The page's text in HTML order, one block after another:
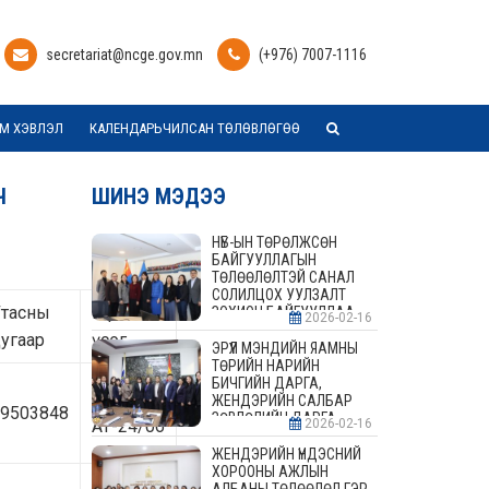
secretariat@ncge.gov.mn (+976) 7007-1116
ХЭВЛЭЛ КАЛЕНДАРЬЧИЛСАН ТӨЛӨВЛӨГӨӨ
Гарын
үсэг
Г-
АТ-24/06
ШИНЭ МЭДЭЭ
НҮБ-ЫН ТӨРӨЛЖСӨН
БАЙГУУЛЛАГЫН
ТӨЛӨӨЛӨЛТЭЙ САНАЛ
СОЛИЛЦОХ УУЛЗАЛТ
ЗОХИОН БАЙГУУЛЛАА
2026-02-16
ЭРҮҮЛ МЭНДИЙН ЯАМНЫ
ТӨРИЙН НАРИЙН
БИЧГИЙН ДАРГА,
ЖЕНДЭРИЙН САЛБАР
ЗӨВЛӨЛИЙН ДАРГА,
ГИШҮҮДТЭЙ УУЛЗАЛТ
ЗОХИОН БАЙГУУЛАВ
2026-02-16
ЖЕНДЭРИЙН ҮНДЭСНИЙ
ХОРООНЫ АЖЛЫН